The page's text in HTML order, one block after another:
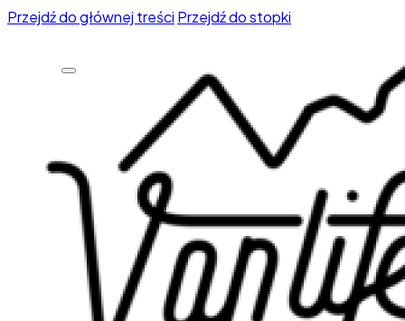
Przejdź do głównej treści Przejdź do stopki